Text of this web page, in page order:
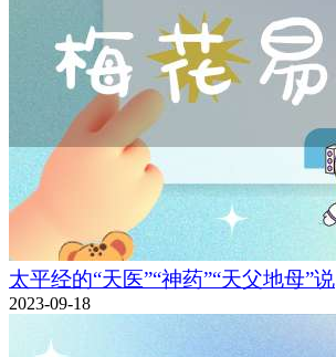
太平经的“天医”“神药”“天父地母”说
2023-09-18